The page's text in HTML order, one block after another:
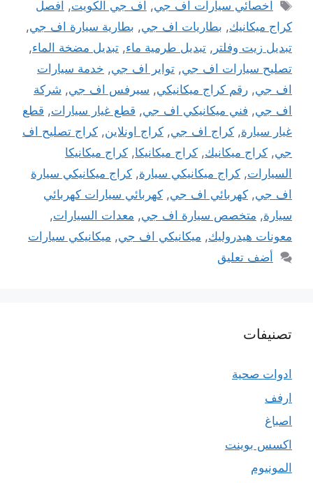
الوسوم
اخصائي سيارات اف جي, اف جي الكويت, افصل
كراج ميكانيك, بطاريات اف جي, بطارية سيارة اف جي,
تبديل زيت وفلتر , تبديل طرمية ماء, تبديل مضخة الماء,
تصليح سيارات اف جي, تواير اف جي, خدمة سيارات
اف جي, رقم كراج ميكانيكي, سيرفس اف جي, شركة
اف جي, فني ميكانيكي اف جي, قطع غيار سيارات, قطع
غيار سيارة, كراج اف جي, كراج اونلاين, كراج تصليح اف
جي, كراج ميكانيك, كراج ميكانيكا, كراج ميكانيكا
السيارات, كراج ميكانيكي سيارة, كراج ميكانيكي سيارة
اف جي, كهربائي اف جي, كهربائي سيارات كهربائي
سيارة, متخصص سيارة اف جي, معدات السيارات,
معونات هيدروليك, ميكانيكي اف جي, ميكانيكي سيارات
أضف تعليق
تصنيفات
ادوات صحية
ارفف
اصباغ
اكسس بوينت
المونيوم